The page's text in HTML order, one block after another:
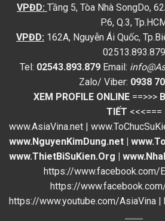
VPĐD: Tầng 5, Tòa Nhà SongDo,
P.6, Q.3,
VPĐD: 162A, Nguyễn Ái Quốc,
02513.893.879
Tel: 02543.893.879Email:
Zalo/ Viber: 0938
XEM PROFILE ONLINE ==>>>
TIẾT <<<===
www.AsiaVina.net |
www.NguyenKimDung.net |
www.ThietBiSuKien.Org |
https://www.facebook.com/
https://
https://www.youtube.com/AsiaVina |